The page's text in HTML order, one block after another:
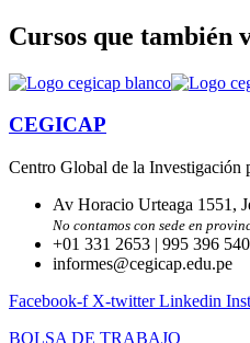
Cursos que también
CEGICAP
Centro Global de la Investigación
Av Horacio Urteaga 1551,
No contamos con sede en
+01 331 2653 | 995 396
informes@cegicap.edu.pe
Facebook-f X-twitter Linkedin
BOLSA DE TRABAJO